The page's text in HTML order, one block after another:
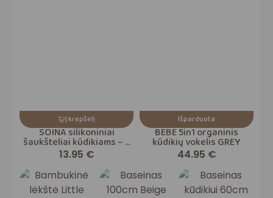
Į krepšelį
SOINA silikoniniai
šaukšteliai kūdikiams – 2
dydžių rinkinys
13.95 €
Išparduota
BEBE 5in1 organinis
kūdikių vokelis GREY
44.95 €